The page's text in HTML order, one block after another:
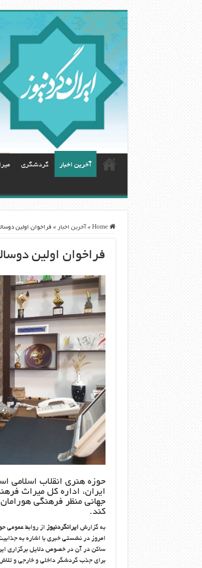
آخرین اخبار گردشگری
Home
» آخرین اخبار » فراخوان اولین
فراخوان اولین
حوزه هنری انقلاب اسلامی
ایران، اداره کل میراث
جهانی منظر فرهنگی
کند.
به گزارشایرانگردنیوز از روابط عمومی
امروز در نشستی خبری با اشاره به
ساکن در آن در خصوص دلایل برگزاری این
برای جذب گردشگر داخلی و خارجی و